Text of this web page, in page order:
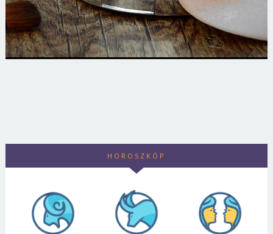
HOROSZKÓP